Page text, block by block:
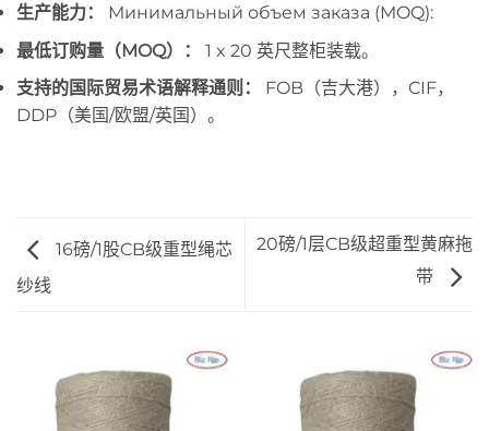
生产能力：
Минимальный объем заказа (MOQ):
最低订购量（MOQ）：
1 x 20 英尺整柜装载。
支持的国际贸易术语解释通则：
FOB（吉大港），CIF，
DDP（美国/欧盟/英国）。
16磅/1股CB级重型绳芯
纱线
20磅/1层CB级超重型黄麻拖
带